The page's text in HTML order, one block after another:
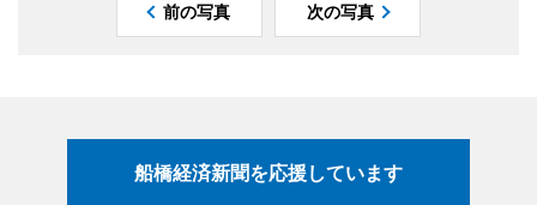
前の写真 次の写真
船橋経済新聞を応援しています